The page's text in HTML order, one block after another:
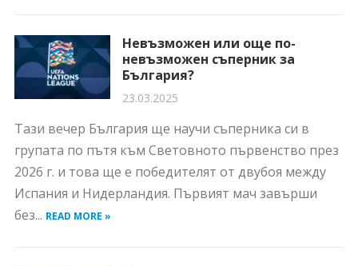
Невъзможен или още по-
невъзможен съперник за
България?
23.03.2025
Тази вечер България ще научи съперника си в
групата по пътя към Световното първенство през
2026 г. и това ще е победителят от двубоя между
Испания и Нидерландия. Първият мач завърши
без... READ MORE »